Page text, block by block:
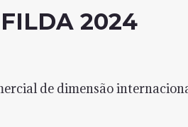
FILDA 2024
de dimensão